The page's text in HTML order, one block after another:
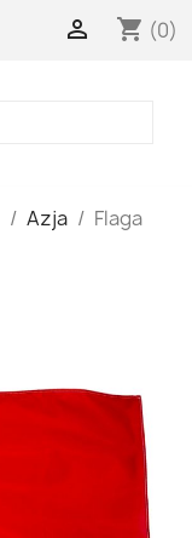
shopping_cart (0)

Azja
Flaga